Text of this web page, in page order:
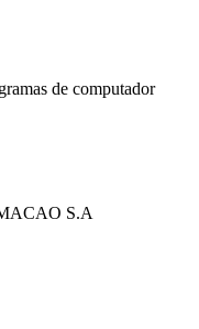
de computador
S.A